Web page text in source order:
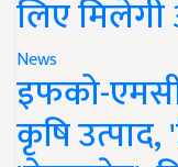
लिए
News
इफको-
कृषि